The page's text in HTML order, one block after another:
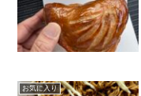
お気に入り